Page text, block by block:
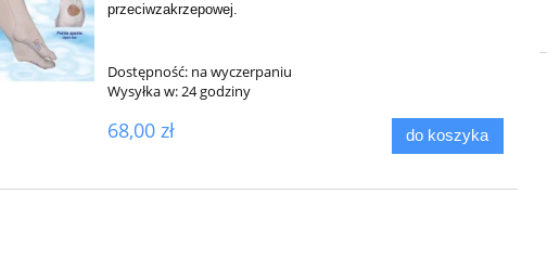
przeciwzakrzepowej.
Dostępność: na wyczerpaniu
Wysyłka w:24 godziny
68,00 zł do koszyka